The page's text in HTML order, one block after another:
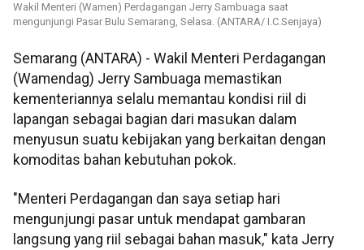
Wakil Menteri (Wamen) Perdagangan Jerry Sambuaga saat
mengunjungi Pasar Bulu Semarang, Selasa. (ANTARA/ I.C.Senjaya)
Semarang (ANTARA) - Wakil Menteri Perdagangan
(Wamendag) Jerry Sambuaga memastikan
kementeriannya selalu memantau kondisi riil di
lapangan sebagai bagian dari masukan dalam
menyusun suatu kebijakan yang berkaitan dengan
komoditas bahan kebutuhan pokok.
"Menteri Perdagangan dan saya setiap hari
mengunjungi pasar untuk mendapat gambaran
langsung yang riil sebagai bahan masuk," kata Jerry